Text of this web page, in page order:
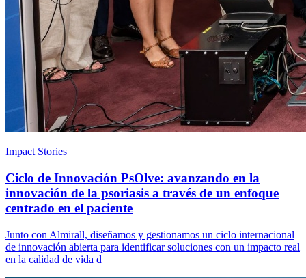
Impact Stories
Ciclo de Innovación PsOlve: avanzando en la
innovación de la psoriasis a través de un enfoque
centrado en el paciente
Junto con Almirall, diseñamos y gestionamos un ciclo internacional
de innovación abierta para identificar soluciones con un impacto real
en la calidad de vida d